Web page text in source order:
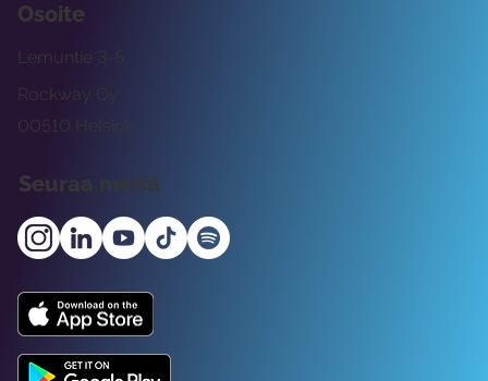
Osoite
Rockway Oy
Lemuntie 3-5
00510 Helsinki
Seuraa meitä